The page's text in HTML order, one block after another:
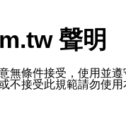
訊息傳送重要訊息給
型訊息以對您有效且
APP 設定中，同意接
訊息之 LINE 官方帳號。
，操作如下：
」
聲明
無條件接受，使用並
不接受此規範請勿使